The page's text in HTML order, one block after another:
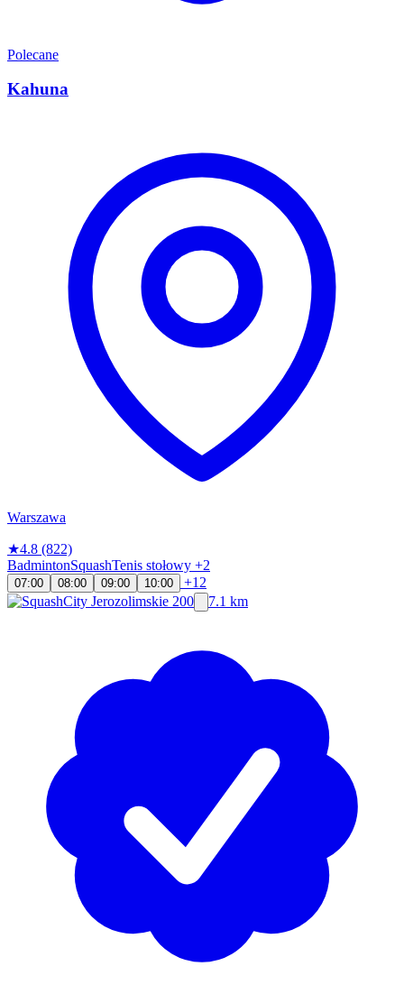
Polecane
Kahuna
Warszawa
★4.8 (822)
BadmintonSquashTenis stołowy +2
07:00 08:00 09:00 10:00
+12
7.1 km